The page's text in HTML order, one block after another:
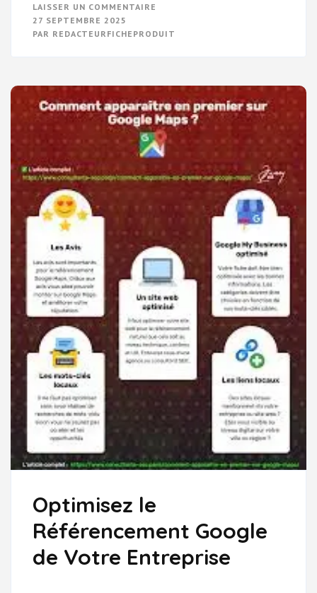
LAISSER UN COMMENTAIRE
VISIBILITÉ
SITE
OPTIMISÉ
SEO
27 SEPTEMBRE 2025
PAR REDACTEURFICHEPRODUIT
Optimisez le
Référencement Google
de Votre Entreprise